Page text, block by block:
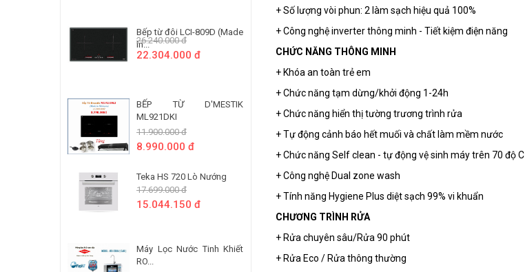
Bếp từ đôi LCI-809D (Made
In...
26.240.000 đ
22.304.000 đ
BẾP TỪ D'MESTIK
ML921DKI
11.900.000 đ
8.990.000 đ
Teka HS 720 Lò Nướng
17.699.000 đ
15.044.150 đ
Máy Lọc Nước Tinh Khiết
RO...
+ Số lượng vòi phun: 2 làm sạch hiệu quả 100%
+ Công nghệ inverter thông minh - Tiết kiệm điện năng
CHỨC NĂNG THÔNG MINH
+ Khóa an toàn trẻ em
+ Chức năng tạm dừng/khởi động 1-24h
+ Chức năng hiển thị tường trương trình rửa
+ Tự động cảnh báo hết muối và chất làm mềm nước
+ Chức năng Self clean - tự động vệ sinh máy trên 70 độ C
+ Công nghệ Dual zone wash
+ Tính năng Hygiene Plus diệt sạch 99% vi khuẩn
CHƯƠNG TRÌNH RỬA
+ Rửa chuyên sâu/Rửa 90 phút
+ Rửa Eco / Rửa thông thường